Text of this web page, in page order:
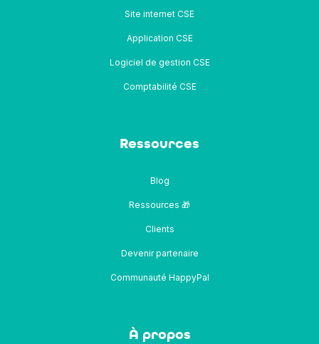
Site internet CSE
Application CSE
Logiciel de gestion CSE
Comptabilité CSE
Ressources
Blog
Ressources 🎁
Clients
Devenir partenaire
Communauté HappyPal
À propos